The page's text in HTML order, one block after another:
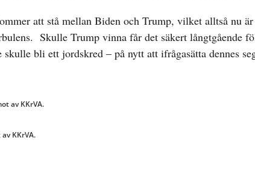
att stå mellan Biden och Trump, vilket alltså nu
Skulle Trump vinna får det säkert långtgående
bli ett jordskred – på nytt att ifrågasätta dennes
av KKrVA.
KKrVA.